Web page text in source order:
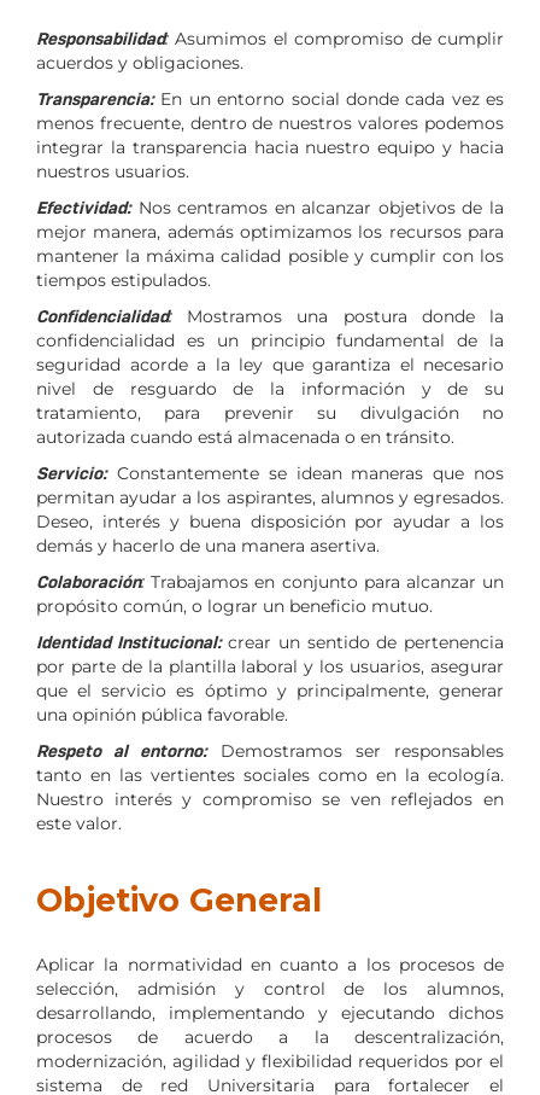
Responsabilidad: Asumimos el compromiso de cumplir
acuerdos y obligaciones.
Transparencia:En un entorno social donde cada vez es
menos frecuente, dentro de nuestros valores podemos
integrar la transparencia hacia nuestro equipo y hacia
nuestros usuarios.
Efectividad:Nos centramos en alcanzar objetivos de la
mejor manera, además optimizamos los recursos para
mantener la máxima calidad posible y cumplir con los
tiempos estipulados.
Confidencialidad: Mostramos una postura donde la
confidencialidad es un principio fundamental de la
seguridad acorde a la ley que garantiza el necesario
nivel de resguardo de la información y de su
tratamiento, para prevenir su divulgación no
autorizada cuando está almacenada o en tránsito.
Servicio: Constantemente se idean maneras que nos
permitan ayudar a los aspirantes, alumnos y egresados.
Deseo, interés y buena disposición por ayudar a los
demás y hacerlo de una manera asertiva.
Colaboración: Trabajamos en conjunto para alcanzar un
propósito común, o lograr un beneficio mutuo.
Identidad Institucional:crear un sentido de pertenencia
por parte de la plantilla laboral y los usuarios, asegurar
que el servicio es óptimo y principalmente, generar
una opinión pública favorable.
Respeto al entorno:Demostramos ser responsables
tanto en las vertientes sociales como en la ecología.
Nuestro interés y compromiso se ven reflejados en
este valor.
Objetivo General
Aplicar la normatividad en cuanto a los procesos de
selección, admisión y control de los alumnos,
desarrollando, implementando y ejecutando dichos
procesos de acuerdo a la descentralización,
modernización, agilidad y flexibilidad requeridos por el
sistema de red Universitaria para fortalecer el